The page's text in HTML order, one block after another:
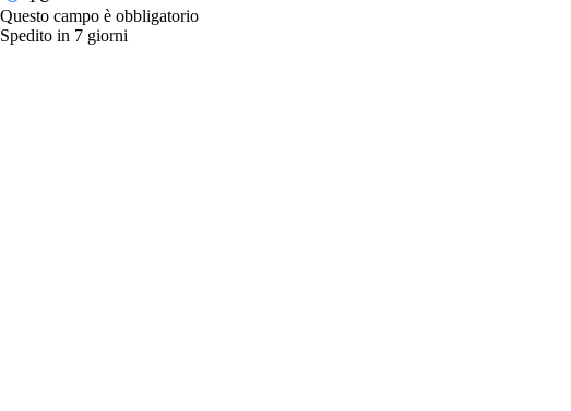
Questo campo è obbligatorio
Spedito in 7 giorni